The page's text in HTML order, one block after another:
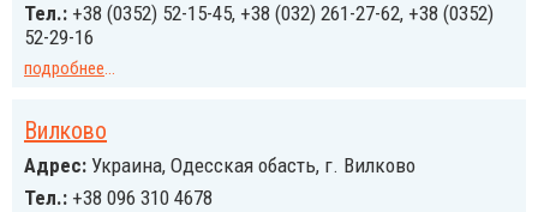
Тел.: +38 (0352) 52-15-45, +38 (032) 261-27-62, +38 (0352)
52-29-16
подробнее...
Вилково
Адрес: Украина, Одесская обасть, г. Вилково
Тел.: +38 096 310 4678